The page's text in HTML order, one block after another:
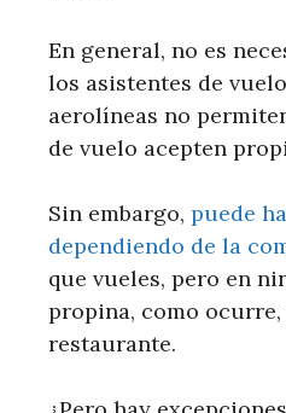
En general, no es
los asistentes de
aerolíneas no
de vuelo acepten
Sin embargo, puede
dependiendo de la
que vueles, pero en
propina, como
restaurante.